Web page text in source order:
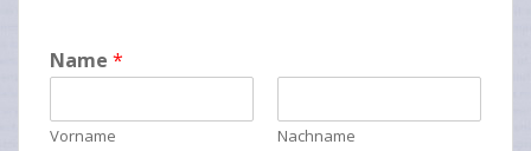
Name *
Vorname Nachname